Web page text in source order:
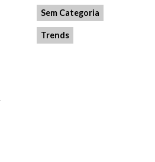
Sem Categoria
Trends